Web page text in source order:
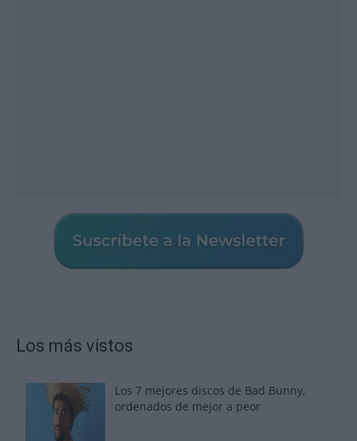
Los más vistos
Los 7 mejores discos de Bad Bunny,
ordenados de mejor a peor